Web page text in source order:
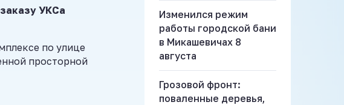
УКСа
по улице
просторной
Изменился режим
работы городской бани
в Микашевичах 8
августа
Грозовой фронт:
поваленные деревья,